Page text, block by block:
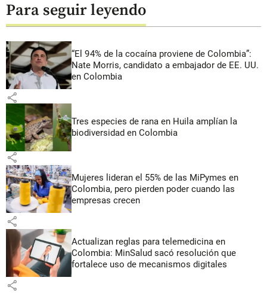
Para seguir leyendo
“El 94% de la cocaína proviene de Colombia”:
Nate Morris, candidato a embajador de EE. UU.
en Colombia
share
Tres especies de rana en Huila amplían la
biodiversidad en Colombia
share
Mujeres lideran el 55% de las MiPymes en
Colombia, pero pierden poder cuando las
empresas crecen
share
Actualizan reglas para telemedicina en
Colombia: MinSalud sacó resolución que
fortalece uso de mecanismos digitales
share